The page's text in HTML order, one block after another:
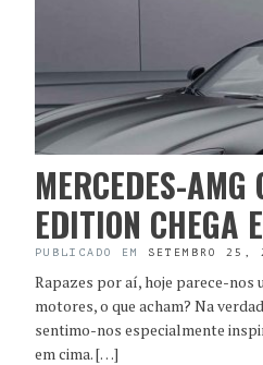
MERCEDES-AMG
EDITION CHEGA
PUBLICADO EM SETEMBRO 25,
Rapazes por aí, hoje parece-nos
motores, o que acham? Na
sentimo-nos especialmente
em cima. […]